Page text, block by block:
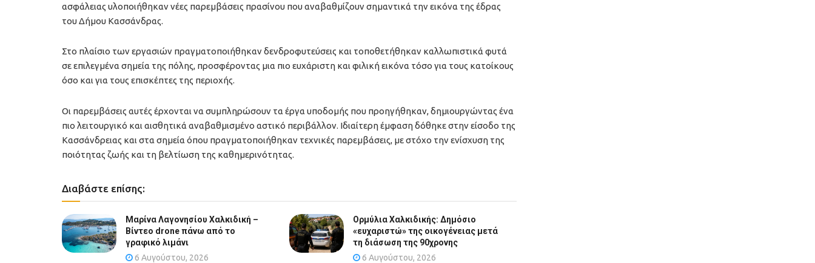
ασφάλειας υλοποιήθηκαν νέες παρεμβάσεις πρασίνου που αναβαθμίζουν σημαντικά την εικόνα της έδρας
του Δήμου Κασσάνδρας.
Στο πλαίσιο των εργασιών πραγματοποιήθηκαν δενδροφυτεύσεις και τοποθετήθηκαν καλλωπιστικά φυτά
σε επιλεγμένα σημεία της πόλης, προσφέροντας μια πιο ευχάριστη και φιλική εικόνα τόσο για τους κατοίκους
όσο και για τους επισκέπτες της περιοχής.
Οι παρεμβάσεις αυτές έρχονται να συμπληρώσουν τα έργα υποδομής που προηγήθηκαν, δημιουργώντας ένα
πιο λειτουργικό και αισθητικά αναβαθμισμένο αστικό περιβάλλον. Ιδιαίτερη έμφαση δόθηκε στην είσοδο της
Κασσάνδρειας και στα σημεία όπου πραγματοποιήθηκαν τεχνικές παρεμβάσεις, με στόχο την ενίσχυση της
ποιότητας ζωής και τη βελτίωση της καθημερινότητας.
Διαβάστε επίσης:
Μαρίνα Λαγονησίου Χαλκιδική –
Βίντεο drone πάνω από το
γραφικό λιμάνι
6 Αυγούστου, 2026
Ορμύλια Χαλκιδικής: Δημόσιο
«ευχαριστώ» της οικογένειας μετά
τη διάσωση της 90χρονης
6 Αυγούστου, 2026